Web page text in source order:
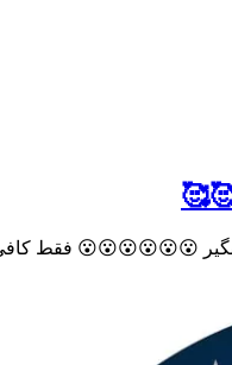
بگیر 😮😮😮😮😮😮